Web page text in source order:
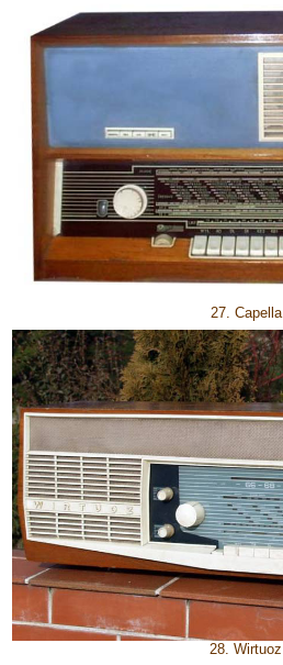
27. Capella
28. Wirtuoz